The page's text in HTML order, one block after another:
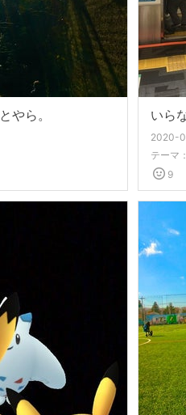
やら。 いら
2020-
テーマ：
9